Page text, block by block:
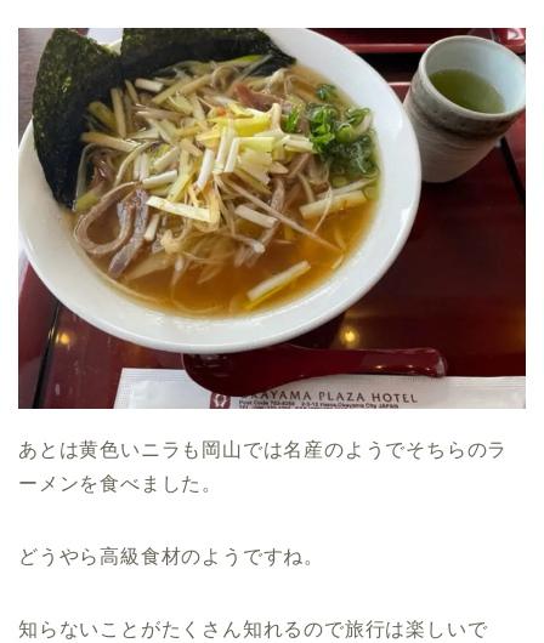
あとは黄色いニラも岡山では名産のようでそちらのラ
ーメンを食べました。
どうやら高級食材のようですね。
知らないことがたくさん知れるので旅行は楽しいで